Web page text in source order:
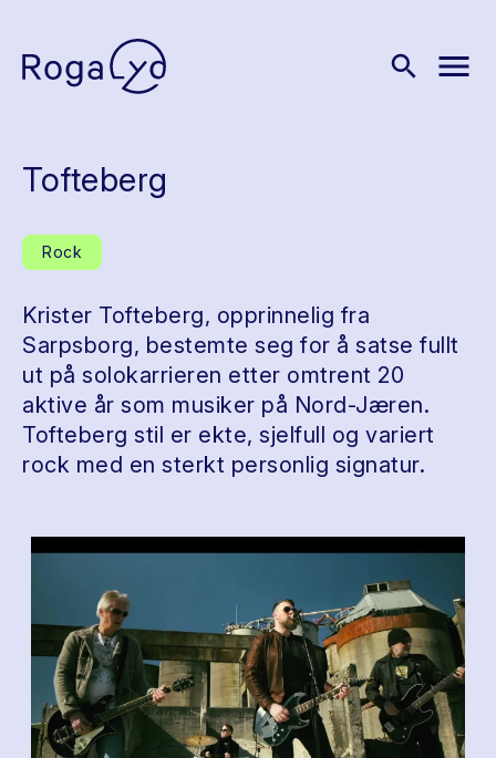
search menu
Tofteberg
Rock
Krister Tofteberg, opprinnelig fra
Sarpsborg, bestemte seg for å satse fullt
ut på solokarrieren etter omtrent 20
aktive år som musiker på Nord-Jæren.
Tofteberg stil er ekte, sjelfull og variert
rock med en sterkt personlig signatur.